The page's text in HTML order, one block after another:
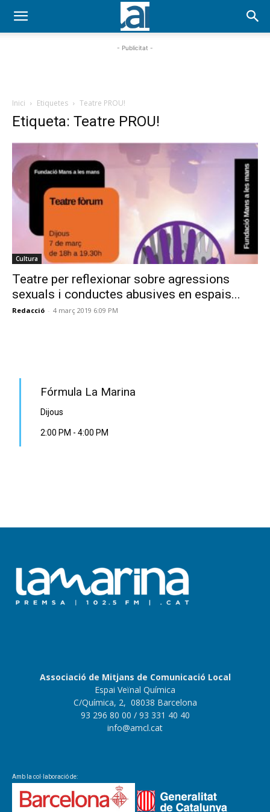
- Publicitat -
Inici Etiquetes Teatre PROU!
Etiqueta: Teatre PROU!
Cultura
Teatre per reflexionar sobre agressions
sexuals i conductes abusives en espais...
Redacció - 4 març 2019 6:09 PM
Fórmula La Marina
Dijous
2:00 PM - 4:00 PM
Associació de Mitjans de Comunicació Local
Espai Veïnal Química
C/Química, 2, 08038 Barcelona
93 296 80 00 / 93 331 40 40
info@amcl.cat
Amb la col·laboració de: